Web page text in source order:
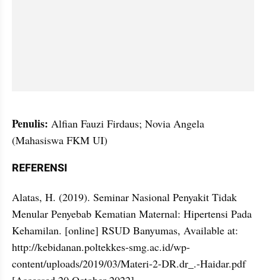
Penulis: Alfian Fauzi Firdaus; Novia Angela
(Mahasiswa FKM UI)
REFERENSI
Alatas, H. (2019). Seminar Nasional Penyakit Tidak
Menular Penyebab Kematian Maternal: Hipertensi Pada
Kehamilan. [online] RSUD Banyumas, Available at:
http://kebidanan.poltekkes-smg.ac.id/wp-
content/uploads/2019/03/Materi-2-DR.dr_.-Haidar.pdf